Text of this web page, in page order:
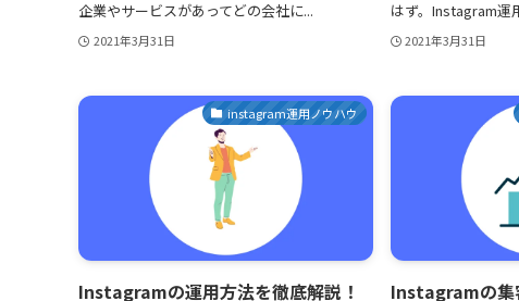
企業やサービスがあってどの会社に...
2021年3月31日
はず。Instagram運
2021年3月31日
instagram運用ノウハウ
Instagramの運用方法を徹底解説！
Instagramの集